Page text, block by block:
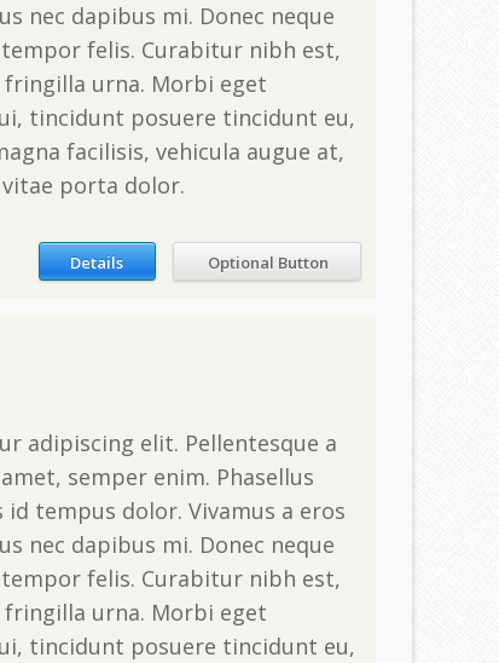
nec dapibus mi. Donec neque
felis. Curabitur nibh est,
urna. Morbi eget
tincidunt posuere tincidunt eu,
facilisis, vehicula augue at,
porta dolor.
Details Optional Button
adipiscing elit. Pellentesque a
semper enim. Phasellus
tempus dolor. Vivamus a eros
nec dapibus mi. Donec neque
felis. Curabitur nibh est,
urna. Morbi eget
tincidunt posuere tincidunt eu,